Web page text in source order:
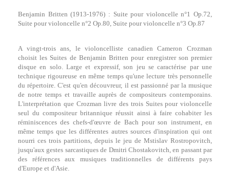
Benjamin Britten (1913-1976) : Suite pour violoncelle n°1 Op.72,
Suite pour violoncelle n°2 Op.80, Suite pour violoncelle n°3 Op.87
A vingt-trois ans, le violoncelliste canadien Cameron Crozman
choisit les Suites de Benjamin Britten pour enregistrer son premier
disque en solo. Large et expressif, son jeu se caractérise par une
technique rigoureuse en même temps qu'une lecture très personnelle
du répertoire. C'est qu'en découvreur, il est passionné par la musique
de notre temps et travaille auprès de compositeurs contemporains.
L'interprétation que Crozman livre des trois Suites pour violoncelle
seul du compositeur britannique réussit ainsi à faire cohabiter les
réminiscences des chefs-d'œuvre de Bach pour son instrument, en
même temps que les différentes autres sources d'inspiration qui ont
nourri ces trois partitions, depuis le jeu de Mstislav Rostropovitch,
jusqu'aux gestes sarcastiques de Dmitri Chostakovitch, en passant par
des références aux musiques traditionnelles de différents pays
d'Europe et d'Asie.